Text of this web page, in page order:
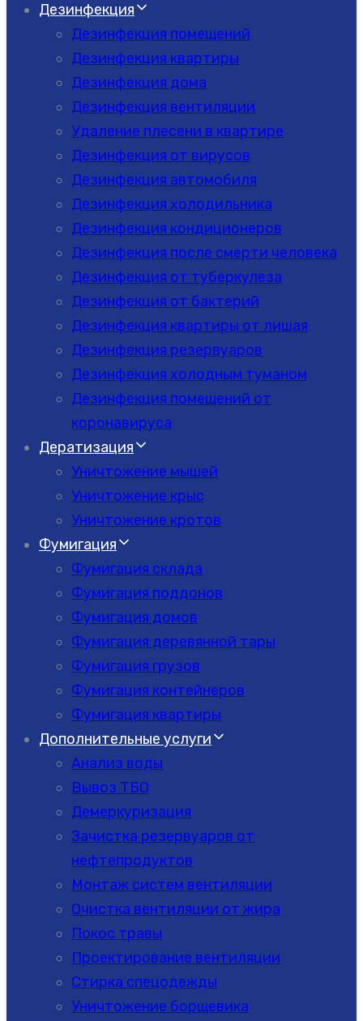
Дезинфекция
Дезинфекция помещений
Дезинфекция квартиры
Дезинфекция дома
Дезинфекция вентиляции
Удаление плесени в квартире
Дезинфекция от вирусов
Дезинфекция автомобиля
Дезинфекция холодильника
Дезинфекция кондиционеров
Дезинфекция после смерти человека
Дезинфекция от туберкулеза
Дезинфекция от бактерий
Дезинфекция квартиры от лишая
Дезинфекция резервуаров
Дезинфекция холодным туманом
Дезинфекция помещений от
коронавируса
Дератизация
Уничтожение мышей
Уничтожение крыс
Уничтожение кротов
Фумигация
Фумигация склада
Фумигация поддонов
Фумигация домов
Фумигация деревянной тары
Фумигация грузов
Фумигация контейнеров
Фумигация квартиры
Дополнительные услуги
Анализ воды
Вывоз ТБО
Демеркуризация
Зачистка резервуаров от
нефтепродуктов
Монтаж систем вентиляции
Очистка вентиляции от жира
Покос травы
Проектирование вентиляции
Стирка спецодежды
Уничтожение борщевика